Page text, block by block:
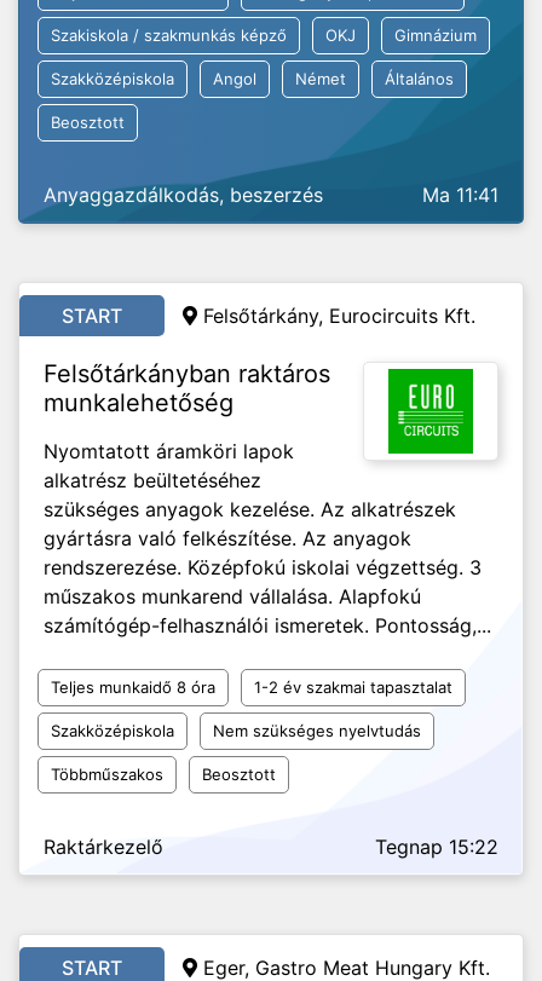
Szakiskola / szakmunkás képző OKJ Gimnázium
Szakközépiskola Angol Német Általános
Beosztott
Anyaggazdálkodás, beszerzés Ma 11:41
START Felsőtárkány, Eurocircuits Kft.
Felsőtárkányban raktáros
munkalehetőség
Nyomtatott áramköri lapok
alkatrész beültetéséhez
szükséges anyagok kezelése. Az alkatrészek
gyártásra való felkészítése. Az anyagok
rendszerezése. Középfokú iskolai végzettség. 3
műszakos munkarend vállalása. Alapfokú
számítógép-felhasználói ismeretek. Pontosság,...
Teljes munkaidő 8 óra 1-2 év szakmai tapasztalat
Szakközépiskola Nem szükséges nyelvtudás
Többműszakos Beosztott
Raktárkezelő Tegnap 15:22
START Eger, Gastro Meat Hungary Kft.